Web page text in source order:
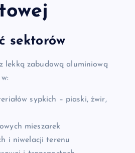
sektorów
lekką zabudową aluminiową
sypkich – piaski, żwir,
mieszarek
i niwelacji terenu